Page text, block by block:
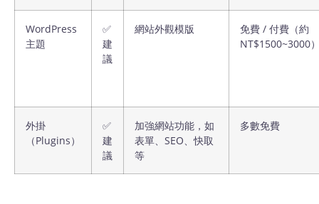
WordPress
主題
✅
建
議
網站外觀模版
免費 / 付費（約
NT$1500~3000
外掛
（Plugins）
✅
建
議
加強網站功能，如
表單、SEO、快取
等
多數免費